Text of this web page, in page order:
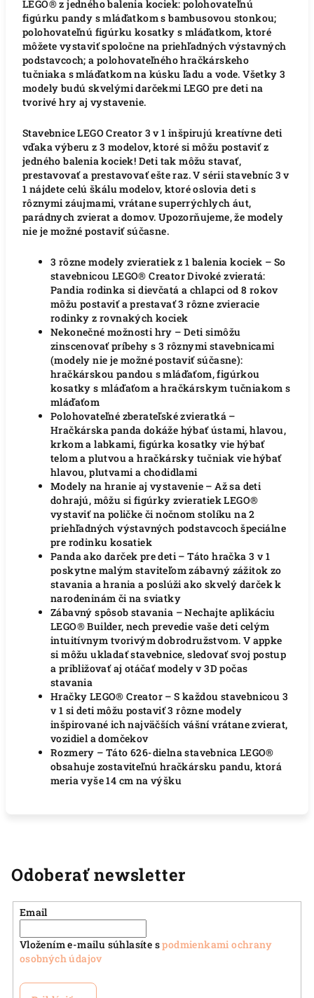
LEGO® z jedného balenia kociek: polohovateľnú
figúrku pandy s mláďatkom s bambusovou stonkou;
polohovateľnú figúrku kosatky s mláďatkom, ktoré
môžete vystaviť spoločne na priehľadných výstavných
podstavcoch; a polohovateľného hračkárskeho
tučniaka s mláďatkom na kúsku ľadu a vode. Všetky 3
modely budú skvelými darčekmi LEGO pre deti na
tvorivé hry aj vystavenie.
Stavebnice LEGO Creator 3 v 1 inšpirujú kreatívne deti
vďaka výberu z 3 modelov, ktoré si môžu postaviť z
jedného balenia kociek! Deti tak môžu stavať,
prestavovať a prestavovať ešte raz. V sérii stavebníc 3 v
1 nájdete celú škálu modelov, ktoré oslovia deti s
rôznymi záujmami, vrátane superrýchlych áut,
parádnych zvierat a domov. Upozorňujeme, že modely
nie je možné postaviť súčasne.
3 rôzne modely zvieratiek z 1 balenia kociek – So
stavebnicou LEGO® Creator Divoké zvieratá:
Pandia rodinka si dievčatá a chlapci od 8 rokov
môžu postaviť a prestavať 3 rôzne zvieracie
rodinky z rovnakých kociek
Nekonečné možnosti hry – Deti simôžu
zinscenovať príbehy s 3 rôznymi stavebnicami
(modely nie je možné postaviť súčasne):
hračkárskou pandou s mláďaťom, figúrkou
kosatky s mláďaťom a hračkárskym tučniakom s
mláďaťom
Polohovateľné zberateľské zvieratká –
Hračkárska panda dokáže hýbať ústami, hlavou,
krkom a labkami, figúrka kosatky vie hýbať
telom a plutvou a hračkársky tučniak vie hýbať
hlavou, plutvami a chodidlami
Modely na hranie aj vystavenie – Až sa deti
dohrajú, môžu si figúrky zvieratiek LEGO®
vystaviť na poličke či nočnom stolíku na 2
priehľadných výstavných podstavcoch špeciálne
pre rodinku kosatiek
Panda ako darček pre deti – Táto hračka 3 v 1
poskytne malým staviteľom zábavný zážitok zo
stavania a hrania a poslúži ako skvelý darček k
narodeninám či na sviatky
Zábavný spôsob stavania – Nechajte aplikáciu
LEGO® Builder, nech prevedie vaše deti celým
intuitívnym tvorivým dobrodružstvom. V appke
si môžu ukladať stavebnice, sledovať svoj postup
a približovať aj otáčať modely v 3D počas
stavania
Hračky LEGO® Creator – S každou stavebnicou 3
v 1 si deti môžu postaviť 3 rôzne modely
inšpirované ich najväčších vášní vrátane zvierat,
vozidiel a domčekov
Rozmery – Táto 626-dielna stavebnica LEGO®
obsahuje zostaviteľnú hračkársku pandu, ktorá
meria vyše 14 cm na výšku
Odoberať newsletter
Email
Vložením e-mailu súhlasíte spodmienkami ochrany
osobných údajov